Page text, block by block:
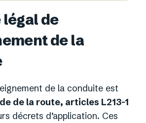
légal de
de la
de la conduite est
de la route, articles L213-1
décrets d’application. Ces